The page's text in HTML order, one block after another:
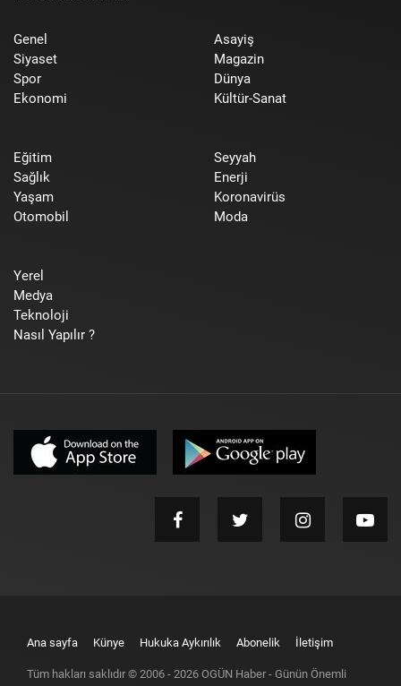
Genel
Siyaset
Spor
Ekonomi
Asayiş
Magazin
Dünya
Kültür-Sanat
Eğitim
Sağlık
Yaşam
Otomobil
Seyyah
Enerji
Koronavirüs
Moda
Yerel
Medya
Teknoloji
Nasıl Yapılır ?
Ana sayfa Künye Hukuka Aykırılık Abonelik İletişim
Tüm hakları saklıdır © 2006 - 2026 OGÜN Haber - Günün Önemli